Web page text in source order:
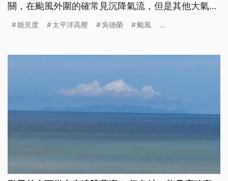
關，在颱風外圍的確常見沉降氣流，但是其他大氣現
考。
能見度 太平洋高壓 吳德榮 颱風 ...